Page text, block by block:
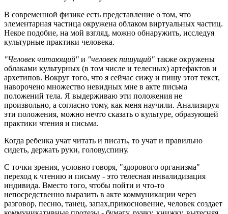
В современной физике есть представление о том, что
элементарная частица окружена облаком виртуальных частиц.
Некое подобие, на мой взгляд, можно обнаружить, исследуя
культурные практики человека.
"Человек читающий" и "человек пишущий" также окружены
облаками культурных (в том числе и телесных) артефактов и
архетипов. Вокруг того, что я сейчас сижу и пишу этот текст,
наворочено множество невидных мне в акте письма
положений тела. Я выдерживаю эти положения не
произвольно, а согласно тому, как меня научили. Анализируя
эти положения, можно нечто сказать о культуре, образующей
практики чтения и письма.
Когда ребенка учат читать и писать, то учат и правильно
сидеть, держать руки, голову,спину.
С точки зрения, условно говоря, "здорового организма"
переход к чтению и письму - это телесная инвалидизация
индивида. Вместо того, чтобы пойти и что-то
непосредственно выразить в акте коммуникации через
разговор, песню, танец, запах,прикосновение, человек создает